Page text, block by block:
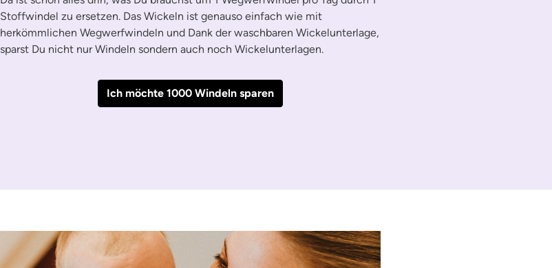
Stoffwindel zu ersetzen. Das Wickeln ist genauso einfach wie mit
herkömmlichen Wegwerfwindeln und Dank der waschbaren Wickelunterlage,
sparst Du nicht nur Windeln sondern auch noch Wickelunterlagen.
Ich möchte 1000 Windeln sparen